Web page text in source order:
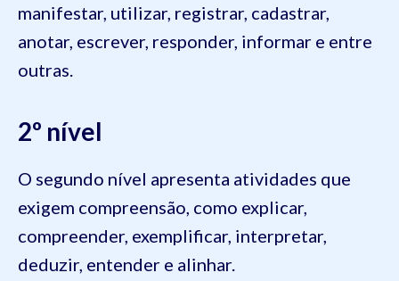
manifestar, utilizar, registrar, cadastrar,
anotar, escrever, responder, informar e entre
outras.
2º nível
O segundo nível apresenta atividades que
exigem compreensão, como explicar,
compreender, exemplificar, interpretar,
deduzir, entender e alinhar.